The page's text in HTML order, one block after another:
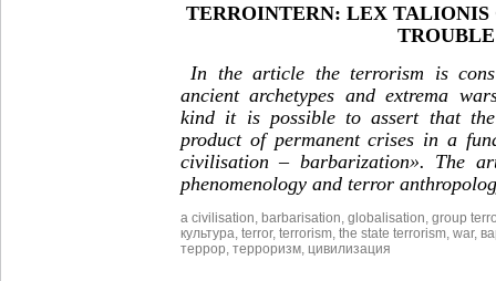
TERROINTERN: LEX TALIONIS
In the article the terrorism is
ancient archetypes and extrema
kind it is possible to assert that
product of permanent crises in a
civilisation – barbarization». The
phenomenology and terror
a civilisation barbarisation globalisation group
культура terror, terrorism the state terrorism war,
террор терроризм цивилизация